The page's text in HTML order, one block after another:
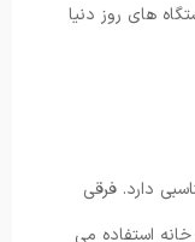
های روز دنیا
دارد. فرقی
استفاده می